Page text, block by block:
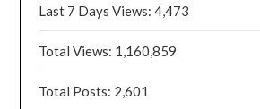
Last 7 Days Views:4,473
Total Views: 1,160,859
Total Posts: 2,601